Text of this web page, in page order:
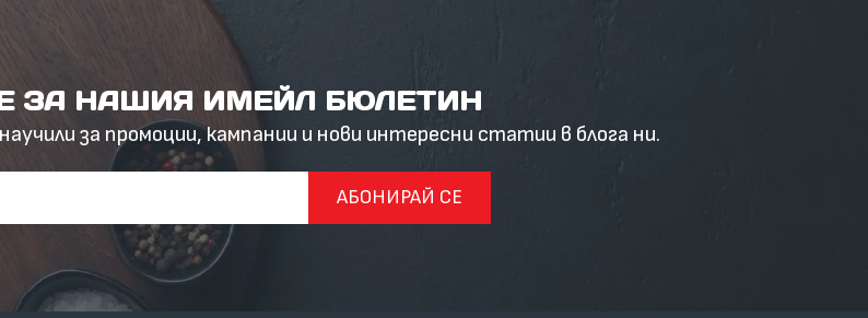
ЗА НАШИЯ ИМЕЙЛ БЮЛЕТИН
за промоции, кампании и нови интересни статии в блога ни.
АБОНИРАЙ СЕ